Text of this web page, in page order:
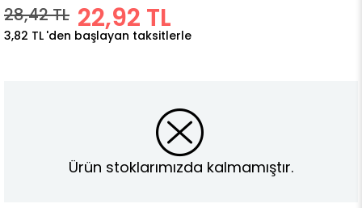
28,42 TL 22,92 TL
3,82 TL 'den başlayan taksitlerle
Ürün stoklarımızda kalmamıştır.